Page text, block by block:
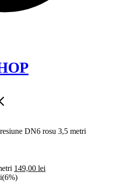
DN6 rosu 3,5 metri
149,00 lei
(6%)